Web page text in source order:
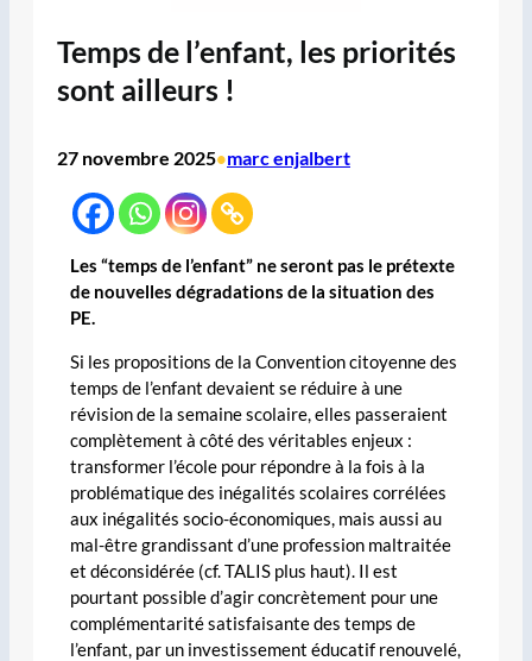
Temps de l’enfant, les priorités
sont ailleurs !
27 novembre 2025•marc enjalbert
Les “temps de l’enfant” ne seront pas le prétexte
de nouvelles dégradations de la situation des
PE.
Si les propositions de la Convention citoyenne des
temps de l’enfant devaient se réduire à une
révision de la semaine scolaire, elles passeraient
complètement à côté des véritables enjeux :
transformer l’école pour répondre à la fois à la
problématique des inégalités scolaires corrélées
aux inégalités socio-économiques, mais aussi au
mal-être grandissant d’une profession maltraitée
et déconsidérée (cf. TALIS plus haut). Il est
pourtant possible d’agir concrètement pour une
complémentarité satisfaisante des temps de
l’enfant, par un investissement éducatif renouvelé,